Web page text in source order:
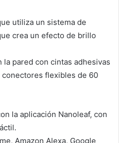
utiliza un sistema de
crea un efecto de brillo
la pared con cintas adhesivas
flexibles de 60
la aplicación Nanoleaf, con
Amazon Alexa, Google